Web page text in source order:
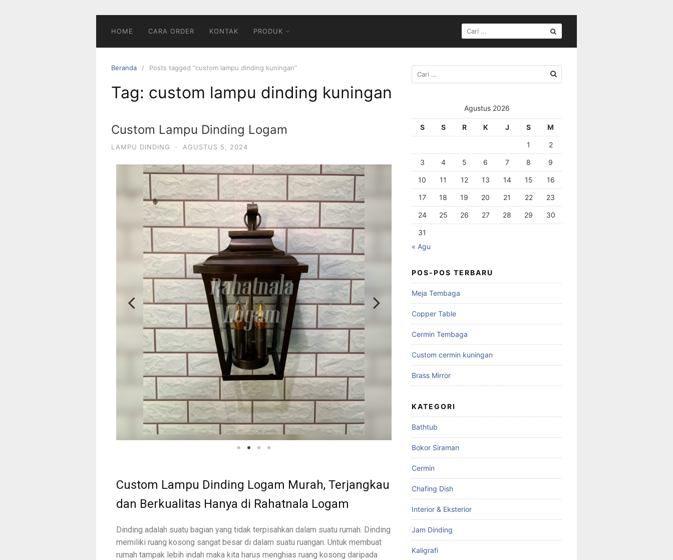
HOME CARA ORDER KONTAK PRODUK
Beranda Posts tagged “custom lampu dinding kuningan”
Tag: custom lampu dinding kuningan
Custom Lampu Dinding Logam
LAMPU DINDING · AGUSTUS 5, 2024
Custom Lampu Dinding Logam Murah, Terjangkau
dan Berkualitas Hanya di Rahatnala Logam
Dinding adalah suatu bagian yang tidak terpisahkan dalam suatu rumah. Dinding
memiliki ruang kosong sangat besar di dalam suatu ruangan. Untuk membuat
rumah tampak lebih indah maka kita harus menghias ruang kosong daripada
Agustus 2026
S S R K J S M
1 2
3 4 5 6 7 8 9
10 11 12 13 14 15 16
17 18 19 20 21 22 23
24 25 26 27 28 29 30
31
« Agu
POS-POS TERBARU
Meja Tembaga
Copper Table
Cermin Tembaga
Custom cermin kuningan
Brass Mirror
KATEGORI
Bathtub
Bokor Siraman
Cermin
Chafing Dish
Interior & Eksterior
Jam Dinding
Kaligrafi